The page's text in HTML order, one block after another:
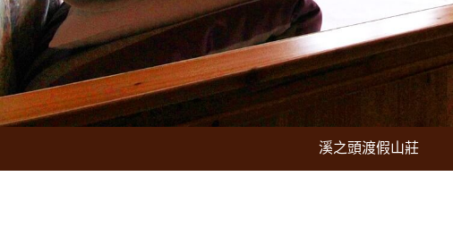
溪之頭渡假山莊